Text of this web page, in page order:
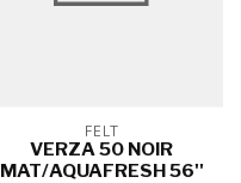
FELT
VERZA 50 NOIR
MAT/AQUAFRESH 56''